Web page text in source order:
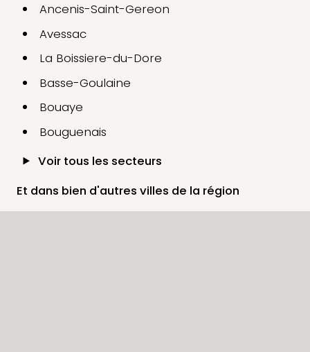
Ancenis-Saint-Gereon
Avessac
La Boissiere-du-Dore
Basse-Goulaine
Bouaye
Bouguenais
Voir tous les secteurs
Et dans bien d'autres villes de la région